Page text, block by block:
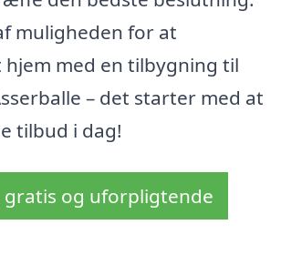
muligheden for at
med en tilbygning til
– det starter med at
tilbud i dag!
gratis og uforpligtende